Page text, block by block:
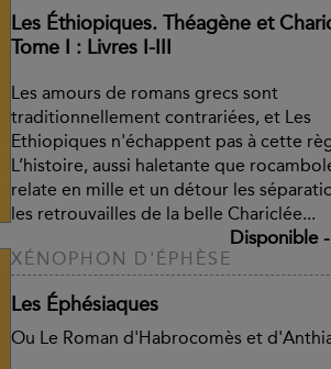
Les Éthiopiques. Théagène et
Tome I : Livres I-III
Les amours de romans grecs sont
traditionnellement contrariées, et Les
Ethiopiques n'échappent pas à cette
L’histoire, aussi haletante que
relate en mille et un détour les
les retrouvailles de la belle Chariclée...
Disponible-
XÉNOPHON D'ÉPHÈSE
Les Éphésiaques
Ou Le Roman d'Habrocomès et